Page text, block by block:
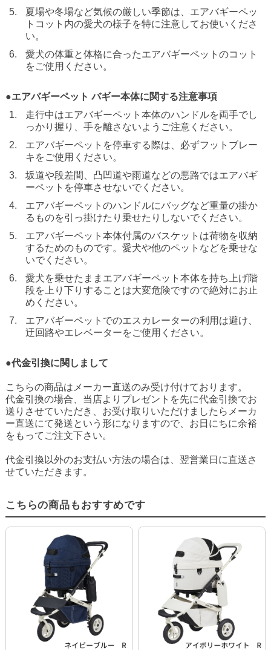
夏場や冬場など気候の厳しい季節は、エアバギーペッ
トコット内の愛犬の様子を特に注意してお使いくださ
い。
愛犬の体重と体格に合ったエアバギーペットのコット
をご使用ください。
●エアバギーペット バギー本体に関する注意事項
走行中はエアバギーペット本体のハンドルを両手でし
っかり握り、手を離さないようご注意ください。
エアバギーペットを停車する際は、必ずフットブレー
キをご使用ください。
坂道や段差間、凸凹道や雨道などの悪路ではエアバギ
ーペットを停車させないでください。
エアバギーペットのハンドルにバッグなど重量の掛か
るものを引っ掛けたり乗せたりしないでください。
エアバギーペット本体付属のバスケットは荷物を収納
するためのものです。愛犬や他のペットなどを乗せな
いでください。
愛犬を乗せたままエアバギーペット本体を持ち上げ階
段を上り下りすることは大変危険ですので絶対にお止
めください。
エアバギーペットでのエスカレーターの利用は避け、
迂回路やエレベーターをご使用ください。
●代金引換に関しまして
こちらの商品はメーカー直送のみ受け付けております。
代金引換の場合、当店よりプレゼントを先に代金引換でお
送りさせていただき、お受け取りいただけましたらメーカ
ー直送にて発送という形になりますので、お日にちに余裕
をもってご注文下さい。
代金引換以外のお支払い方法の場合は、翌営業日に直送さ
せていただきます。
こちらの商品もおすすめです